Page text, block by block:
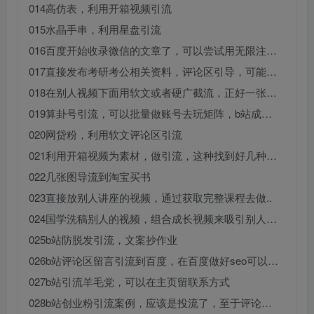
014高仿表，利用开箱视频引流
015水晶手串，利用星盘引流
016百度开始收录微信的文章了，可以尝试用无限注…
017直接发布考研考公相关资料，评论区引导，可能…
018在别人视频下面用软文或者硬广截流，正好一张…
019算卦号引流，可以批量做账号去玩矩阵，b站成…
020网贷粉，利用软文评论区引流
021利用开箱视频为素材，做引流，这种找到好几种…
022几张图导流到淘宝买书
023直接放别人讲座的视频，通过获取完整课程去做..
024国学洗稿别人的视频，组合成长视频来吸引别人…
025b站防脱发引流，文案抄作业
026b站评论区留言引流到百度，在百度做好seo可以…
027b站引流羊毛党，可以在主页留联系方式
028b站创业粉引流案例，应该是投流了，至于评论…